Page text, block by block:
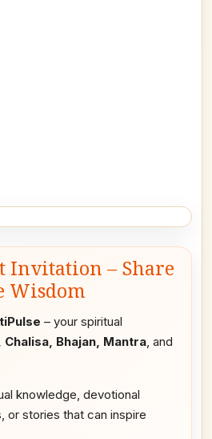
Invitation – Share
Wisdom
– your spiritual
Bhajan, Mantra, and
knowledge, devotional
or stories that can inspire